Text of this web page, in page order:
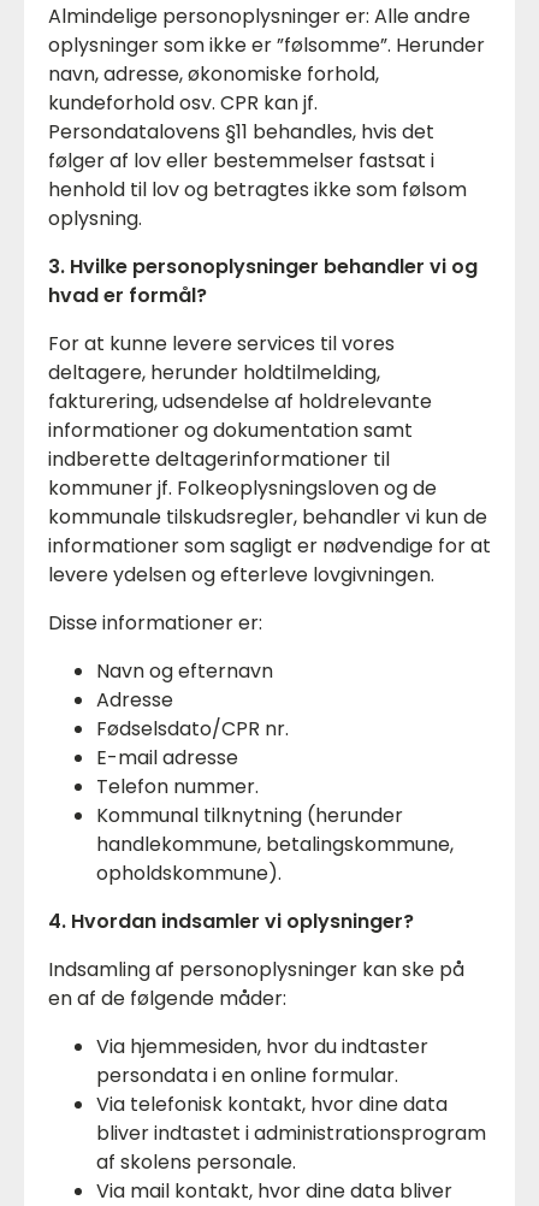
Almindelige personoplysninger er: Alle andre
oplysninger som ikke er ”følsomme”. Herunder
navn, adresse, økonomiske forhold,
kundeforhold osv. CPR kan jf.
Persondatalovens §11 behandles, hvis det
følger af lov eller bestemmelser fastsat i
henhold til lov og betragtes ikke som følsom
oplysning.
3. Hvilke personoplysninger behandler vi og
hvad er formål?
For at kunne levere services til vores
deltagere, herunder holdtilmelding,
fakturering, udsendelse af holdrelevante
informationer og dokumentation samt
indberette deltagerinformationer til
kommuner jf. Folkeoplysningsloven og de
kommunale tilskudsregler, behandler vi kun de
informationer som sagligt er nødvendige for at
levere ydelsen og efterleve lovgivningen.
Disse informationer er:
Navn og efternavn
Adresse
Fødselsdato/CPR nr.
E-mail adresse
Telefon nummer.
Kommunal tilknytning (herunder
handlekommune, betalingskommune,
opholdskommune).
4. Hvordan indsamler vi oplysninger?
Indsamling af personoplysninger kan ske på
en af de følgende måder:
Via hjemmesiden, hvor du indtaster
persondata i en online formular.
Via telefonisk kontakt, hvor dine data
bliver indtastet i administrationsprogram
af skolens personale.
Via mail kontakt, hvor dine data bliver